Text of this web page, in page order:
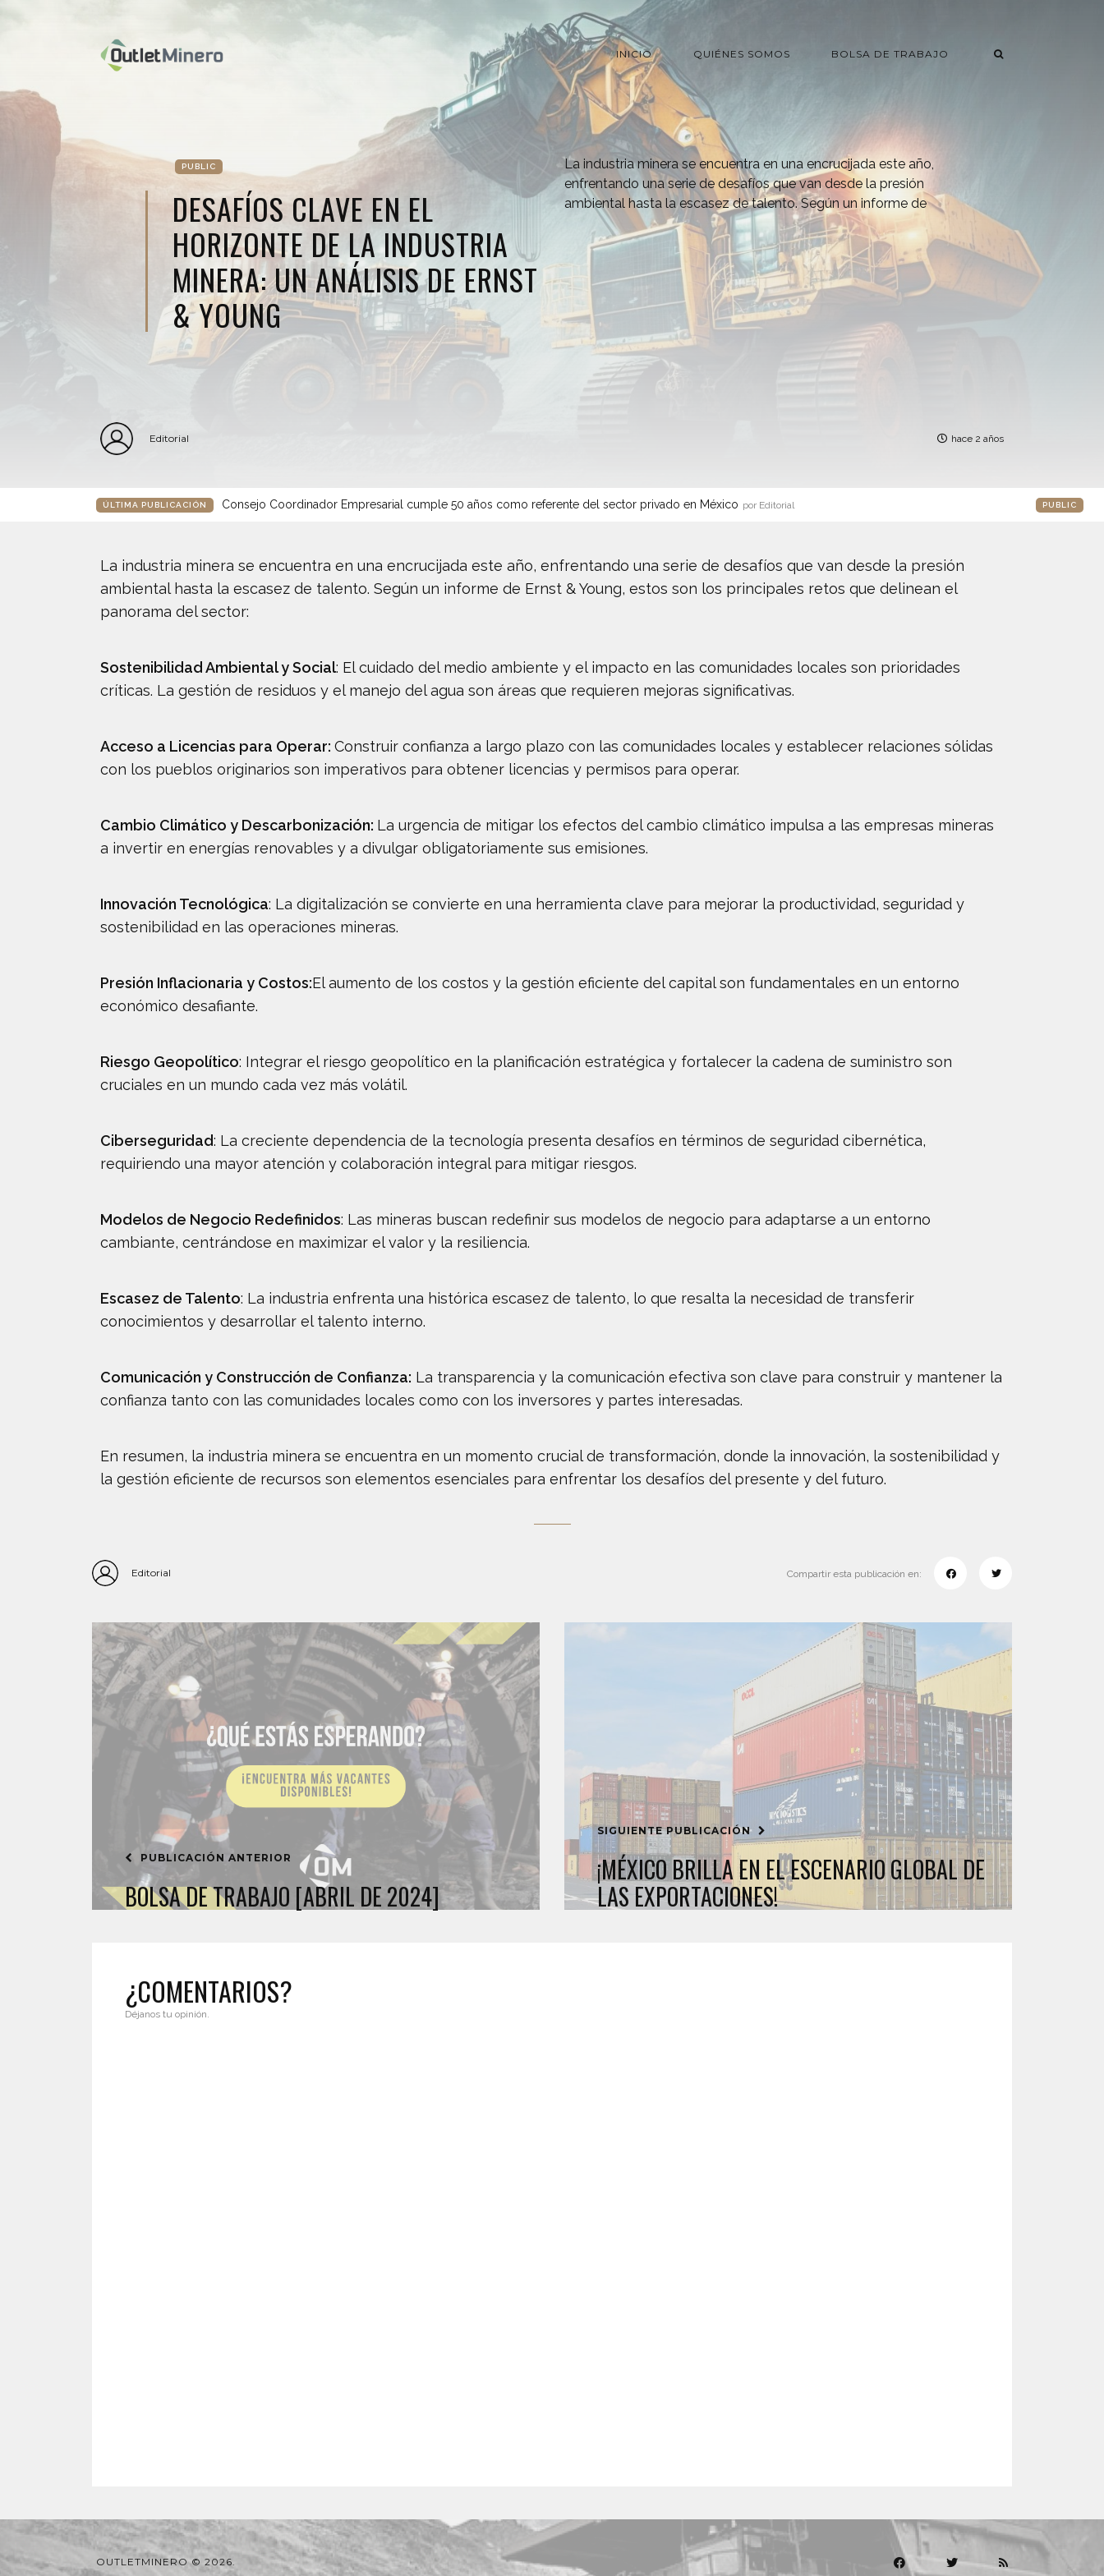
INICIO QUIÉNES SOMOS BOLSA DE TRABAJO
PUBLIC
DESAFÍOS CLAVE EN EL
HORIZONTE DE LA INDUSTRIA
MINERA: UN ANÁLISIS DE ERNST
& YOUNG
La industria minera se encuentra en una encrucijada este año,
enfrentando una serie de desafíos que van desde la presión
ambiental hasta la escasez de talento. Según un informe de
Editorial hace 2 años
ÚLTIMA PUBLICACIÓN Consejo Coordinador Empresarial cumple 50 años como referente del sector privado en México por Editorial PUBLIC
La industria minera se encuentra en una encrucijada este año, enfrentando una serie de desafíos que van desde la presión
ambiental hasta la escasez de talento. Según un informe de Ernst & Young, estos son los principales retos que delinean el
panorama del sector:
Sostenibilidad Ambiental y Social: El cuidado del medio ambiente y el impacto en las comunidades locales son prioridades
críticas. La gestión de residuos y el manejo del agua son áreas que requieren mejoras significativas.
Acceso a Licencias para Operar: Construir confianza a largo plazo con las comunidades locales y establecer relaciones sólidas
con los pueblos originarios son imperativos para obtener licencias y permisos para operar.
Cambio Climático y Descarbonización: La urgencia de mitigar los efectos del cambio climático impulsa a las empresas mineras
a invertir en energías renovables y a divulgar obligatoriamente sus emisiones.
Innovación Tecnológica: La digitalización se convierte en una herramienta clave para mejorar la productividad, seguridad y
sostenibilidad en las operaciones mineras.
Presión Inflacionaria y Costos:El aumento de los costos y la gestión eficiente del capital son fundamentales en un entorno
económico desafiante.
Riesgo Geopolítico: Integrar el riesgo geopolítico en la planificación estratégica y fortalecer la cadena de suministro son
cruciales en un mundo cada vez más volátil.
Ciberseguridad: La creciente dependencia de la tecnología presenta desafíos en términos de seguridad cibernética,
requiriendo una mayor atención y colaboración integral para mitigar riesgos.
Modelos de Negocio Redefinidos: Las mineras buscan redefinir sus modelos de negocio para adaptarse a un entorno
cambiante, centrándose en maximizar el valor y la resiliencia.
Escasez de Talento: La industria enfrenta una histórica escasez de talento, lo que resalta la necesidad de transferir
conocimientos y desarrollar el talento interno.
Comunicación y Construcción de Confianza: La transparencia y la comunicación efectiva son clave para construir y mantener la
confianza tanto con las comunidades locales como con los inversores y partes interesadas.
En resumen, la industria minera se encuentra en un momento crucial de transformación, donde la innovación, la sostenibilidad y
la gestión eficiente de recursos son elementos esenciales para enfrentar los desafíos del presente y del futuro.
Editorial Compartir esta publicación en:
PUBLICACIÓN ANTERIOR
BOLSA DE TRABAJO [ABRIL DE 2024]
SIGUIENTE PUBLICACIÓN
¡MÉXICO BRILLA EN EL ESCENARIO GLOBAL DE
LAS EXPORTACIONES!
¿COMENTARIOS?
Déjanos tu opinión.
OUTLETMINERO © 2026.